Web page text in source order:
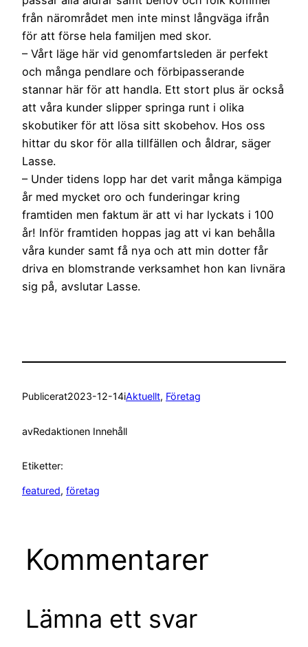
från närområdet men inte minst långväga ifrån
för att förse hela familjen med skor.
– Vårt läge här vid genomfartsleden är perfekt
och många pendlare och förbipasserande
stannar här för att handla. Ett stort plus är också
att våra kunder slipper springa runt i olika
skobutiker för att lösa sitt skobehov. Hos oss
hittar du skor för alla tillfällen och åldrar, säger
Lasse.
– Under tidens lopp har det varit många kämpiga
år med mycket oro och funderingar kring
framtiden men faktum är att vi har lyckats i 100
år! Inför framtiden hoppas jag att vi kan behålla
våra kunder samt få nya och att min dotter får
driva en blomstrande verksamhet hon kan livnära
sig på, avslutar Lasse.
Publicerat2023-12-14iAktuellt, Företag
avRedaktionen Innehåll
Etiketter:
featured, företag
Kommentarer
Lämna ett svar